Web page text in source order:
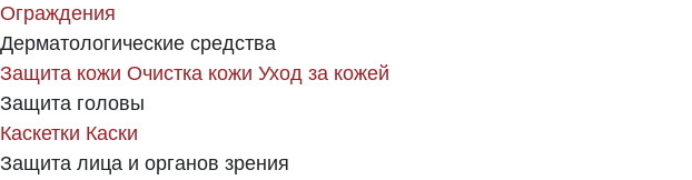
Ограждения
Дерматологические средства
Защита кожи Очистка кожи Уход за кожей
Защита головы
Каскетки Каски
Защита лица и органов зрения